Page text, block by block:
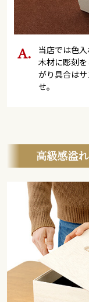
当店では色
木材に彫刻
がり具合は
せ。
高級感溢